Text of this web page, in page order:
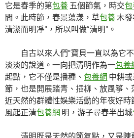
它是春季的第包養 五個節氣，時交包
間。此時節，春景蕩漾，草包養 木
清潔而明凈”，所以叫做“清明”。
自古以來人們“寶貝一直以為它不
淡淡的說道。一向把清明作為一包養
起點，它不僅是播種、 包養網 中耕
節，也是開展踏青、插柳、放風箏、
近天然的群體性娛樂活動的年夜好時
風起正清包養網 明，游子尋春半出城
清明既是天然的節氣點，又是陳